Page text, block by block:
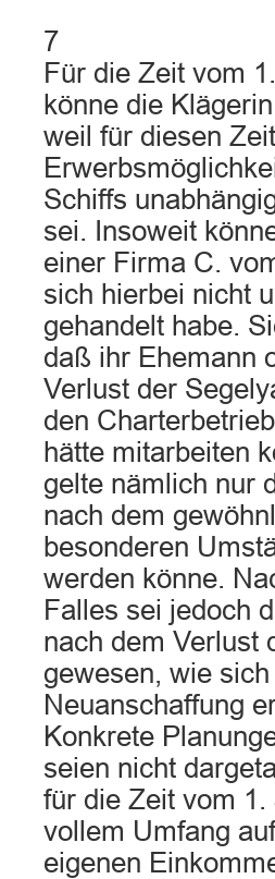
7
Für die Zeit vom
könne die
weil für diesen
Schiffs
sei. Insoweit
einer Firma C.
sich hierbei nicht
gehandelt habe.
daß ihr Ehemann
Verlust der
den
hätte mitarbeiten
gelte nämlich nur
nach dem
besonderen
werden könne.
Falles sei jedoch
nach dem Verlust
gewesen, wie
Neuanschaffung
Konkrete
seien nicht
für die Zeit vom
vollem Umfang
eigenen